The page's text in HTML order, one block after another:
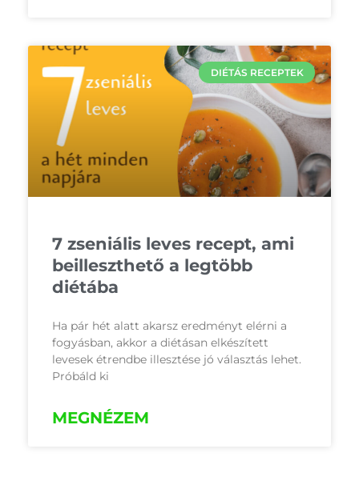
DIÉTÁS RECEPTEK
7 zseniális leves recept, ami
beilleszthető a legtöbb
diétába
Ha pár hét alatt akarsz eredményt elérni a
fogyásban, akkor a diétásan elkészített
levesek étrendbe illesztése jó választás lehet.
Próbáld ki
MEGNÉZEM